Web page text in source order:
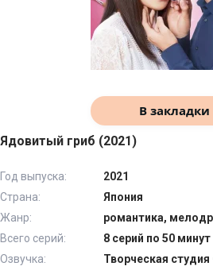
В закладки
Ядовитый гриб (2021)
Год выпуска:
2021
Страна:
Япония
Жанр:
романтика,
Всего серий:
8 серий по 50 минут
Озвучка:
Творческая